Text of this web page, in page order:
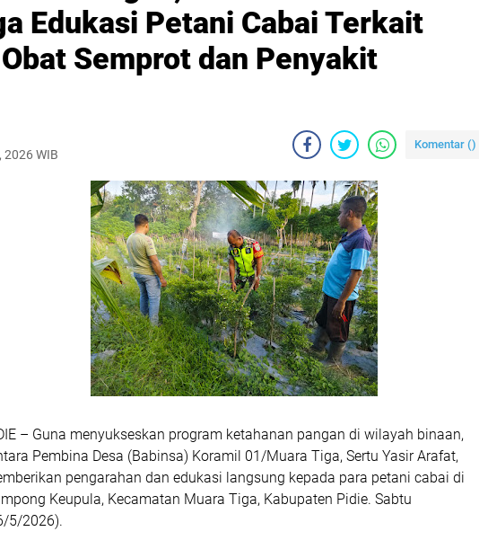
Edukasi Petani Cabai Terkait
Semprot dan Penyakit
2026 WIB
Komentar ()
– Guna menyukseskan program ketahanan pangan di wilayah binaan,
Pembina Desa (Babinsa) Koramil 01/Muara Tiga, Sertu Yasir Arafat,
pengarahan dan edukasi langsung kepada para petani cabai di
Keupula, Kecamatan Muara Tiga, Kabupaten Pidie. Sabtu
5/2026).